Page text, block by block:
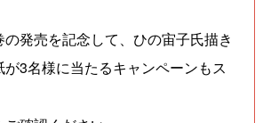
発売を記念して、ひの宙子氏描き
3名様に当たるキャンペーンもス